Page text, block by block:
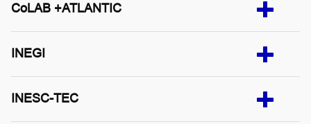
CoLAB +ATLANTIC
INEGI
INESC-TEC